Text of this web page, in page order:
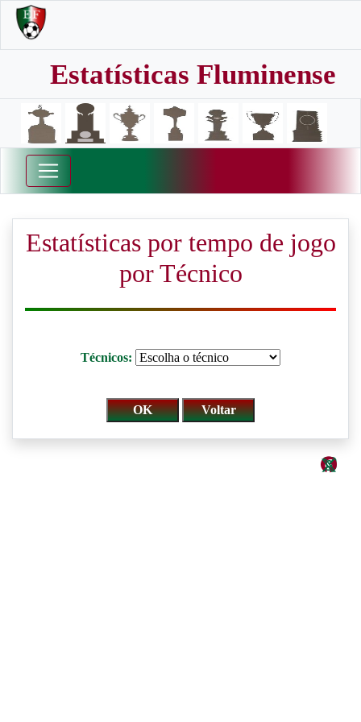
Estatísticas Fluminense
Estatísticas por tempo de jogo
por Técnico
Técnicos: